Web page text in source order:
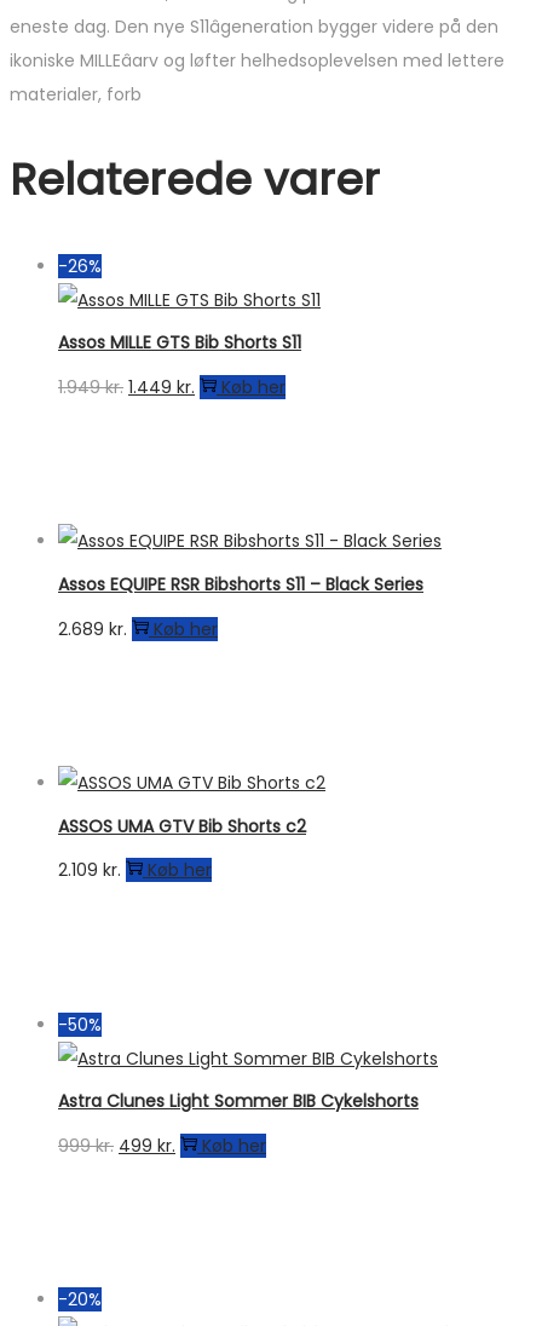
eneste dag. Den nye S11âgeneration bygger videre på den
ikoniske MILLEâarv og løfter helhedsoplevelsen med lettere
materialer, forb
Relaterede varer
-26%
Assos MILLE GTS Bib Shorts S11
1.949kr. Den
1.449 kr. DenKøb her
Assos EQUIPE RSR Bibshorts S11 – Black Series
2.689 kr. Køb her
ASSOS UMA GTV Bib Shorts c2
2.109 kr. Køb her
-50%
Astra Clunes Light Sommer BIB Cykelshorts
999kr. Den
499 kr. DenKøb her
-20%